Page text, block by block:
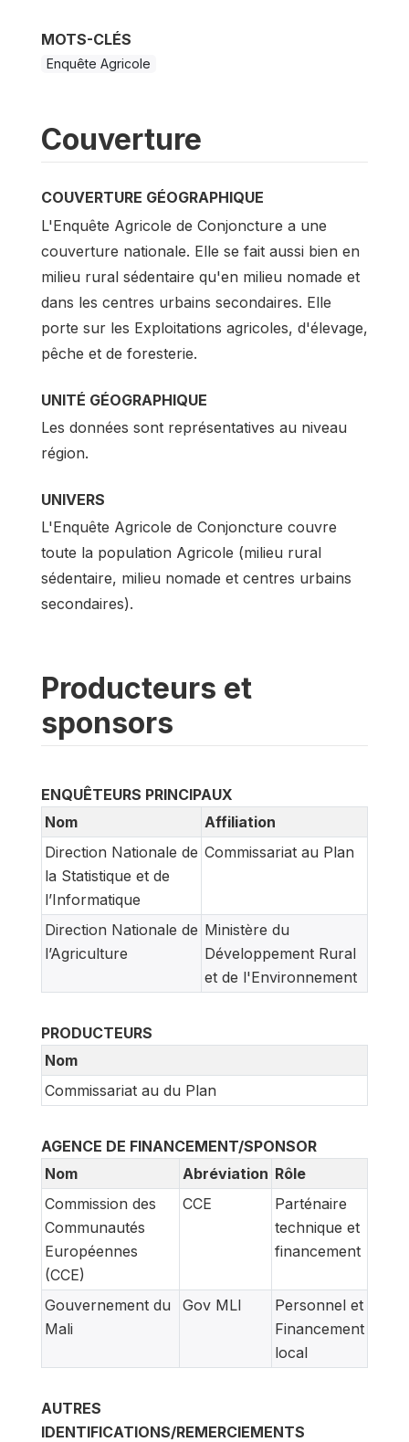
MOTS-CLÉS
Enquête Agricole
Couverture
COUVERTURE GÉOGRAPHIQUE
L'Enquête Agricole de Conjoncture a une
couverture nationale. Elle se fait aussi bien en
milieu rural sédentaire qu'en milieu nomade et
dans les centres urbains secondaires. Elle
porte sur les Exploitations agricoles, d'élevage,
pêche et de foresterie.
UNITÉ GÉOGRAPHIQUE
Les données sont représentatives au niveau
région.
UNIVERS
L'Enquête Agricole de Conjoncture couvre
toute la population Agricole (milieu rural
sédentaire, milieu nomade et centres urbains
secondaires).
Producteurs et
sponsors
ENQUÊTEURS PRINCIPAUX
Nom
Affiliation
Direction Nationale de
la Statistique et de
l’Informatique
Commissariat au Plan
Direction Nationale de
l’Agriculture
Ministère du
Développement Rural
et de l'Environnement
PRODUCTEURS
Nom
Commissariat au du Plan
AGENCE DE FINANCEMENT/SPONSOR
Nom
Abréviation Rôle
Commission des
Communautés
Européennes
(CCE)
CCE
Parténaire
technique et
financement
Gouvernement du
Mali
Gov MLI
Personnel et
Financement
local
AUTRES
IDENTIFICATIONS/REMERCIEMENTS